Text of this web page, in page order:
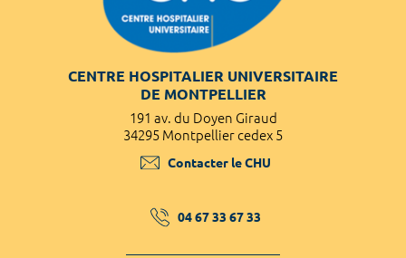
CENTRE HOSPITALIER UNIVERSITAIRE
DE MONTPELLIER
191 av. du Doyen Giraud
34295 Montpellier cedex 5
Contacter le CHU
04 67 33 67 33